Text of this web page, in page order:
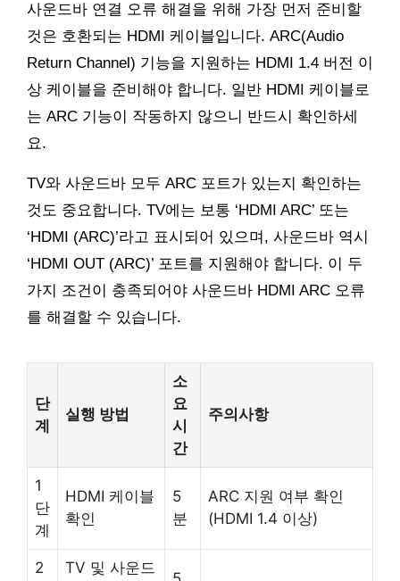
사운드바 연결 오류 해결을 위해 가장 먼저 준비할
것은 호환되는 HDMI 케이블입니다. ARC(Audio
Return Channel) 기능을 지원하는 HDMI 1.4 버전 이
상 케이블을 준비해야 합니다. 일반 HDMI 케이블로
는 ARC 기능이 작동하지 않으니 반드시 확인하세
요.
TV와 사운드바 모두 ARC 포트가 있는지 확인하는
것도 중요합니다. TV에는 보통 ‘HDMI ARC’ 또는
‘HDMI (ARC)’라고 표시되어 있으며, 사운드바 역시
‘HDMI OUT (ARC)’ 포트를 지원해야 합니다. 이 두
가지 조건이 충족되어야 사운드바 HDMI ARC 오류
를 해결할 수 있습니다.
단
계
실행 방법
소
요
시
간
주의사항
1
단
계
HDMI 케이블
확인
5
분
ARC 지원 여부 확인
(HDMI 1.4 이상)
2 TV 및 사운드